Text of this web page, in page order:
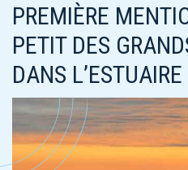
PREMIÈRE
PETIT DES
DANS L’ESTUAIRE